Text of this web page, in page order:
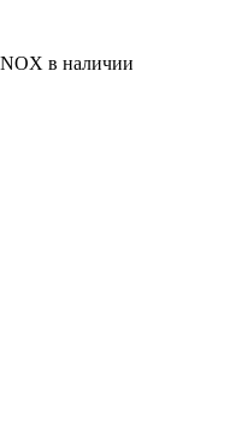
в наличии